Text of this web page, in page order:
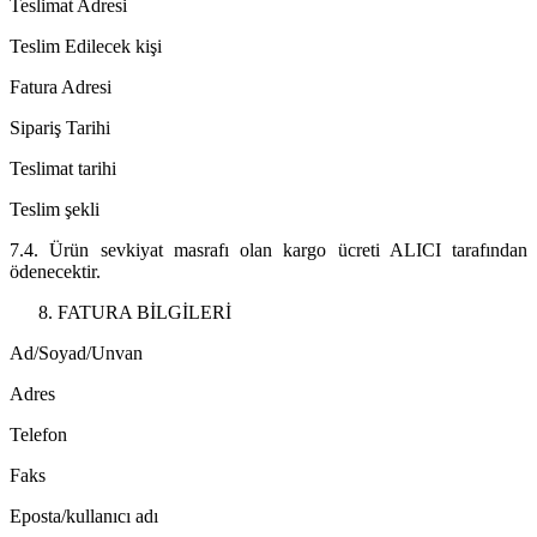
Teslimat Adresi
Teslim Edilecek kişi
Fatura Adresi
Sipariş Tarihi
Teslimat tarihi
Teslim şekli
7.4. Ürün sevkiyat masrafı olan kargo ücreti ALICI tarafından
ödenecektir.
FATURA BİLGİLERİ
Ad/Soyad/Unvan
Adres
Telefon
Faks
Eposta/kullanıcı adı